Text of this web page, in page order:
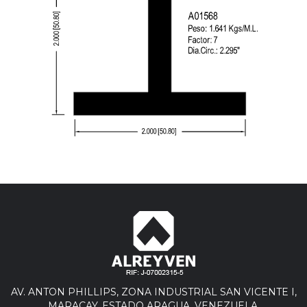
AV. ANTON PHILLIPS, ZONA INDUSTRIAL SAN VICENTE I,